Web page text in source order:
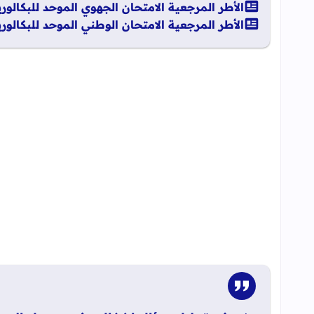
الأطر المرجعية الامتحان الجهوي الموحد للبكالوريا -
الأطر المرجعية الامتحان الوطني الموحد للبكالوريا